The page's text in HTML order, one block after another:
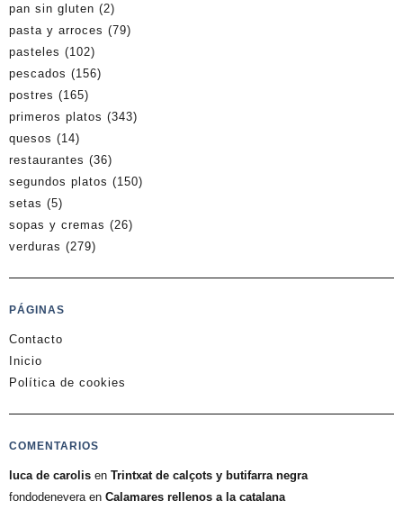
pan sin gluten (2)
pasta y arroces (79)
pasteles (102)
pescados (156)
postres (165)
primeros platos (343)
quesos (14)
restaurantes (36)
segundos platos (150)
setas (5)
sopas y cremas (26)
verduras (279)
PÁGINAS
Contacto
Inicio
Política de cookies
COMENTARIOS
luca de carolis en Trintxat de calçots y butifarra negra
fondodenevera en Calamares rellenos a la catalana